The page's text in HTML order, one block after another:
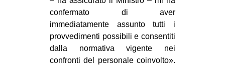
confermato di aver
immediatamente assunto tutti i
provvedimenti possibili e consentiti
dalla normativa vigente nei
confronti del personale coinvolto».